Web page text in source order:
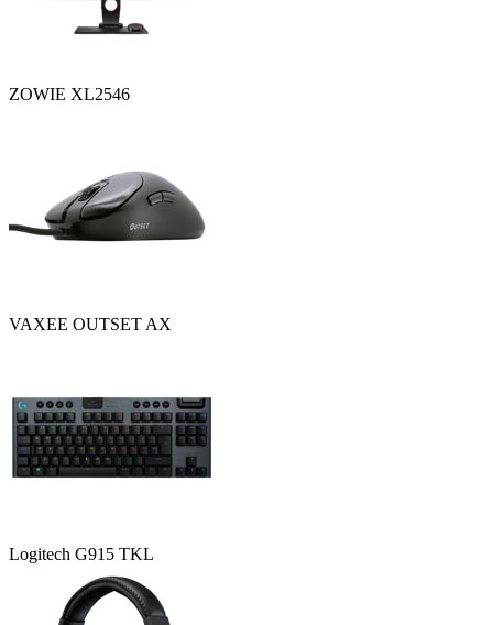
ZOWIE XL2546
VAXEE OUTSET AX
Logitech G915 TKL